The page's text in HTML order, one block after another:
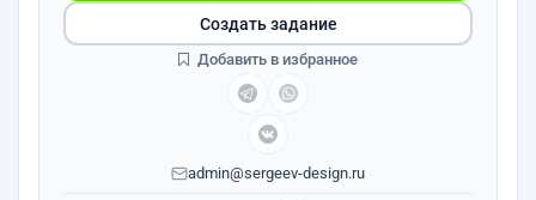
admin@sergeev-design.ru
Создать задание
Добавить в избранное